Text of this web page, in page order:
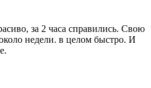
за 2 часа справились. Свою
недели. в целом быстро. И